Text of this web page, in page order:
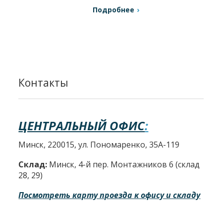
Подробнее
Контакты
ЦЕНТРАЛЬНЫЙ ОФИС:
Минск, 220015, ул. Пономаренко, 35А-119
Склад: Минск, 4-й пер. Монтажников 6 (склад
28, 29)
Посмотреть карту проезда к офису и складу